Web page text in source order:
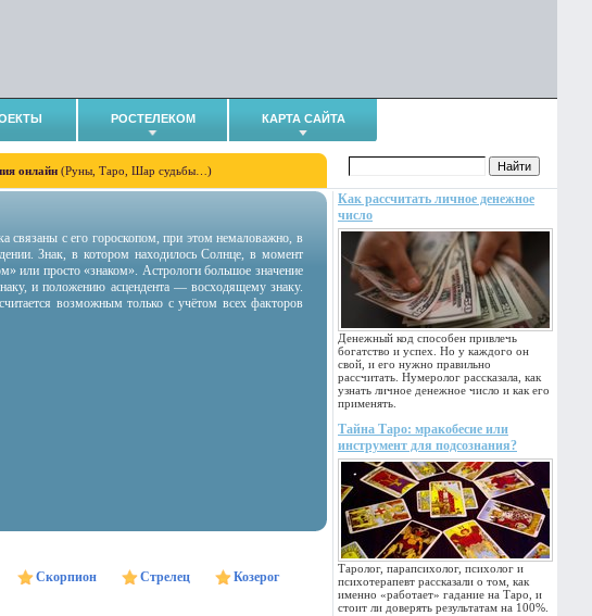
РОСТЕЛЕКОМ КАРТА САЙТА
онлайн (Руны, Таро, Шар судьбы…)
Как рассчитать личное денежное
число
Денежный код способен привлечь
богатство и успех. Но у каждого он
свой, и его нужно правильно
рассчитать. Нумеролог рассказала, как
узнать личное денежное число и как его
применять.
Тайна Таро: мракобесие или
инструмент для подсознания?
Таролог, парапсихолог, психолог и
психотерапевт рассказали о том, как
именно «работает» гадание на Таро, и
стоит ли доверять результатам на 100%.
связаны с его гороскопом, при этом немаловажно, в
Знак, в котором находилось Солнце, в момент
или просто «знаком». Астрологи большое значение
и положению асцендента — восходящему знаку.
возможным только с учётом всех факторов
Скорпион Стрелец
Козерог